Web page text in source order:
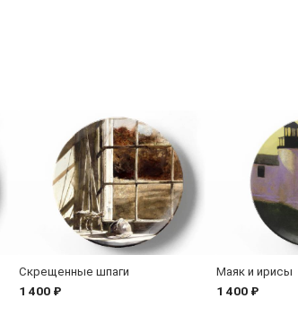
Скрещенные шпаги
1 400 ₽
Маяк и ирисы
1 400 ₽